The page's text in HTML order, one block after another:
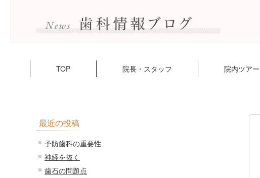
TOP 院長・スタッフ 院内ツアー
最近の投稿
予防歯科の重要性
神経を抜く
歯石の問題点